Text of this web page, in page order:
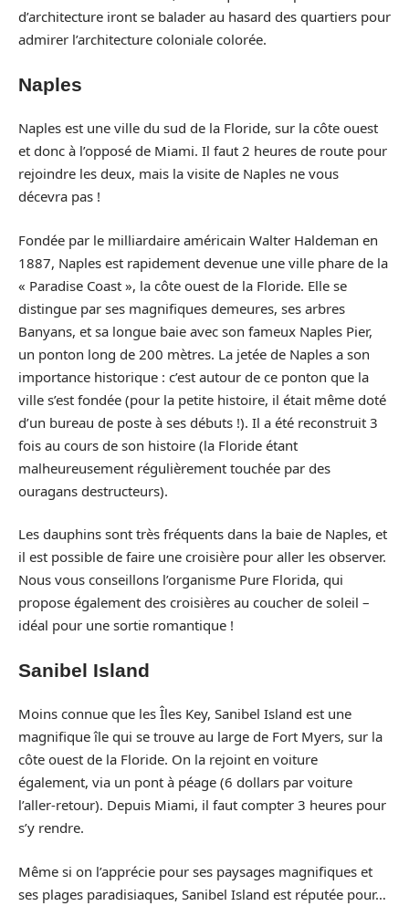
d’architecture iront se balader au hasard des quartiers pour
admirer l’architecture coloniale colorée.
Naples
Naples est une ville du sud de la Floride, sur la côte ouest
et donc à l’opposé de Miami. Il faut 2 heures de route pour
rejoindre les deux, mais la visite de Naples ne vous
décevra pas !
Fondée par le milliardaire américain Walter Haldeman en
1887, Naples est rapidement devenue une ville phare de la
« Paradise Coast », la côte ouest de la Floride. Elle se
distingue par ses magnifiques demeures, ses arbres
Banyans, et sa longue baie avec son fameux Naples Pier,
un ponton long de 200 mètres. La jetée de Naples a son
importance historique : c’est autour de ce ponton que la
ville s’est fondée (pour la petite histoire, il était même doté
d’un bureau de poste à ses débuts !). Il a été reconstruit 3
fois au cours de son histoire (la Floride étant
malheureusement régulièrement touchée par des
ouragans destructeurs).
Les dauphins sont très fréquents dans la baie de Naples, et
il est possible de faire une croisière pour aller les observer.
Nous vous conseillons l’organisme Pure Florida, qui
propose également des croisières au coucher de soleil –
idéal pour une sortie romantique !
Sanibel Island
Moins connue que les Îles Key, Sanibel Island est une
magnifique île qui se trouve au large de Fort Myers, sur la
côte ouest de la Floride. On la rejoint en voiture
également, via un pont à péage (6 dollars par voiture
l’aller-retour). Depuis Miami, il faut compter 3 heures pour
s’y rendre.
Même si on l’apprécie pour ses paysages magnifiques et
ses plages paradisiaques, Sanibel Island est réputée pour…